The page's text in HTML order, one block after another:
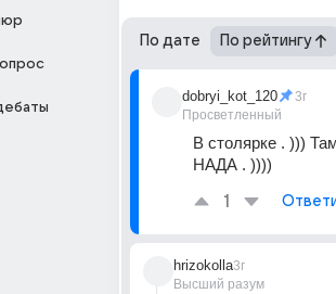
По дате По рейтингу
dobryi_kot_120
Просветленный
3г
В столярке . )))
НАДА . ))))
1
hrizokolla
Высший разум
3г